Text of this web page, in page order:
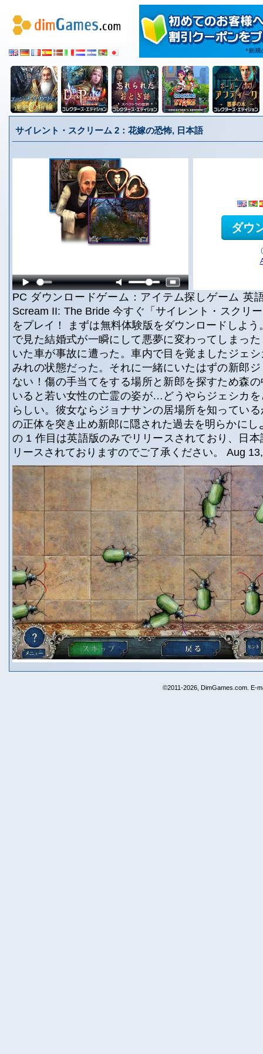
サイレント・スクリーム 2：花嫁の恐怖, 日本語
ダウ
PC ダウンロードゲーム：アイテム探しゲーム 英
Scream II: The Bride 今すぐ「サイレント・スクリ
をプレイ！ まずは無料体験版をダウンロードしよ
で見た結婚式が一瞬にして悪夢に変わってしまっ
いた車が事故に遭った。車内で目を覚ましたジェ
みれの状態だった。それに一緒にいたはずの新郎
ない！傷の手当てをする場所と新郎を探すため森
いると若い女性の亡霊の姿が…どうやらジェシカ
らしい。彼女ならジョナサンの居場所を知ってい
の正体を突き止め新郎に隠された過去を明らかにし
の 1 作目は英語版のみでリリースされており、日
リースされておりますのでご了承ください。 Aug
©2011-2026, DimGames.com. E-